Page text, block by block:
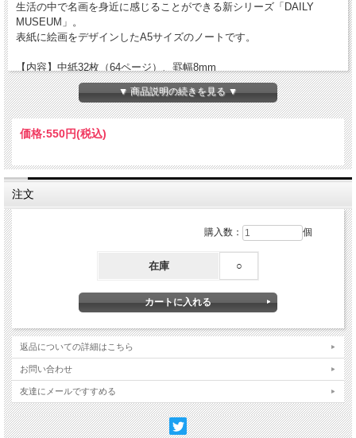
生活の中で名画を身近に感じることができる新シリーズ「DAILY
MUSEUM」。
表紙に絵画をデザインしたA5サイズのノートです。
【内容】中紙32枚（64ページ）、罫幅8mm
【サイズ】W148×H210mm
【素材】紙
Made in Japan
▼ 商品説明の続きを見る ▼
価格:550円(税込)
注文
購入数： 個
在庫 ○
返品についての詳細はこちら
お問い合わせ
友達にメールですすめる